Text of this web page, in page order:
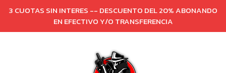
3 CUOTAS SIN INTERES -- DESCUENTO DEL 20% ABONANDO
EN EFECTIVO Y/O TRANSFERENCIA